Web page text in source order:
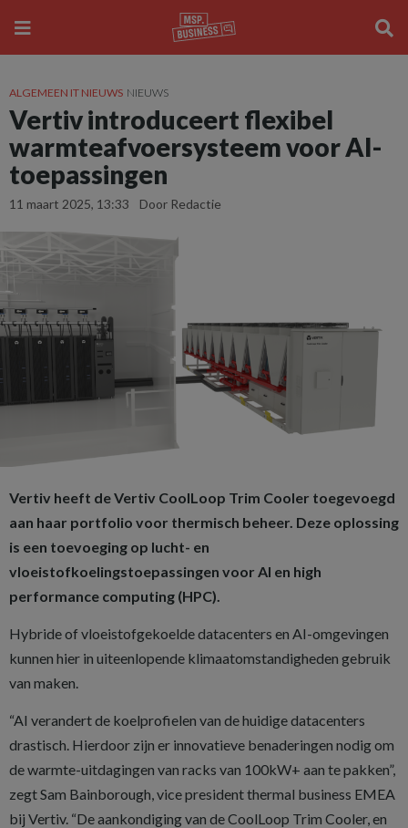
ALGEMEEN IT NIEUWS NIEUWS
Vertiv introduceert flexibel
warmteafvoersysteem voor AI-
toepassingen
11 maart 2025, 13:33 Door Redactie
Vertiv heeft de Vertiv CoolLoop Trim Cooler toegevoegd
aan haar portfolio voor thermisch beheer. Deze oplossing
is een toevoeging op lucht- en
vloeistofkoelingstoepassingen voor AI en high
performance computing (HPC).
Hybride of vloeistofgekoelde datacenters en AI-omgevingen
kunnen hier in uiteenlopende klimaatomstandigheden gebruik
van maken.
“AI verandert de koelprofielen van de huidige datacenters
drastisch. Hierdoor zijn er innovatieve benaderingen nodig om
de warmte-uitdagingen van racks van 100kW+ aan te pakken”,
zegt Sam Bainborough, vice president thermal business EMEA
bij Vertiv. “De aankondiging van de CoolLoop Trim Cooler, en